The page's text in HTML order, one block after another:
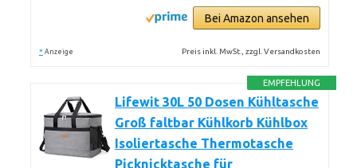
Bei Amazon ansehen
* Anzeige Preis inkl. MwSt., zzgl. Versandkosten
EMPFEHLUNG
Lifewit 30L 50 Dosen Kühltasche
Groß faltbar Kühlkorb Kühlbox
Isoliertasche Thermotasche
Picknicktasche für